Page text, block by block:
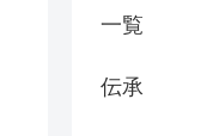
一覧
伝承